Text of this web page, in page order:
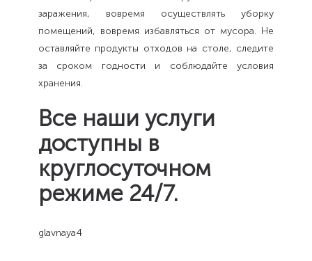
заражения, вовремя осуществлять уборку
помещений, вовремя избавляться от мусора. Не
оставляйте продукты отходов на столе, следите
за сроком годности и соблюдайте условия
хранения.
Все наши услуги
доступны в
круглосуточном
режиме 24/7.